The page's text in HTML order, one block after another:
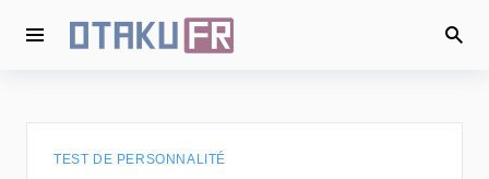
TEST DE PERSONNALITÉ